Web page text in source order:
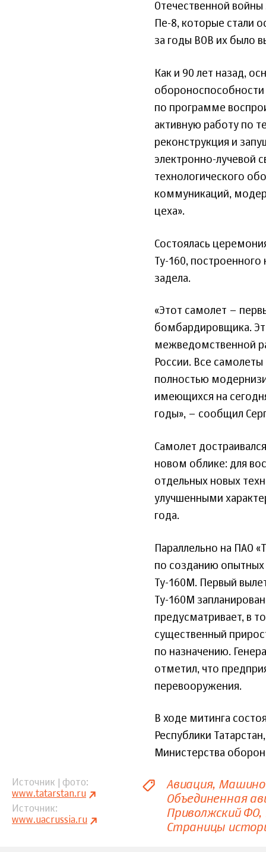
Отечественной
Пе-8, которые стали
за годы ВОВ их было
Как и 90 лет назад,
обороноспособности
по программе
активную работу по
реконструкция и
электронно-лучевой
технологического
коммуникаций,
цеха».
Состоялась
Ту-160,
задела.
«Этот самолет –
бомбардировщика.
межведомственной
России. Все
полностью
имеющихся на
годы», – сообщил
Самолет
новом облике: для
отдельных новых
улучшенными
года.
Параллельно на ПАО
по созданию
Ту-160М. Первый
Ту-160М
предусматривает, в
существенный
по назначению.
отметил, что
перевооружения.
В ходе митинга
Республики
Министерства
Источник | фото
www.tatarstan.ru
Источник
www.uacrussia.ru
Авиация
Объединенная
Приволжский ФО
Страницы